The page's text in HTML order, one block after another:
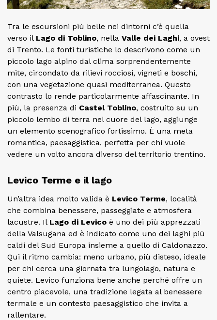
Tra le escursioni più belle nei dintorni c’è quella
verso il Lago di Toblino, nella Valle dei Laghi, a ovest
di Trento. Le fonti turistiche lo descrivono come un
piccolo lago alpino dal clima sorprendentemente
mite, circondato da rilievi rocciosi, vigneti e boschi,
con una vegetazione quasi mediterranea. Questo
contrasto lo rende particolarmente affascinante. In
più, la presenza di Castel Toblino, costruito su un
piccolo lembo di terra nel cuore del lago, aggiunge
un elemento scenografico fortissimo. È una meta
romantica, paesaggistica, perfetta per chi vuole
vedere un volto ancora diverso del territorio trentino.
Levico Terme e il lago
Un’altra idea molto valida è Levico Terme, località
che combina benessere, passeggiate e atmosfera
lacustre. Il Lago di Levico è uno dei più apprezzati
della Valsugana ed è indicato come uno dei laghi più
caldi del Sud Europa insieme a quello di Caldonazzo.
Qui il ritmo cambia: meno urbano, più disteso, ideale
per chi cerca una giornata tra lungolago, natura e
quiete. Levico funziona bene anche perché offre un
centro piacevole, una tradizione legata al benessere
termale e un contesto paesaggistico che invita a
rallentare.